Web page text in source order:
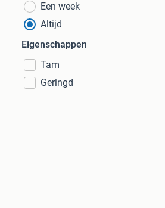
Een week
Altijd
Eigenschappen
Tam
Geringd